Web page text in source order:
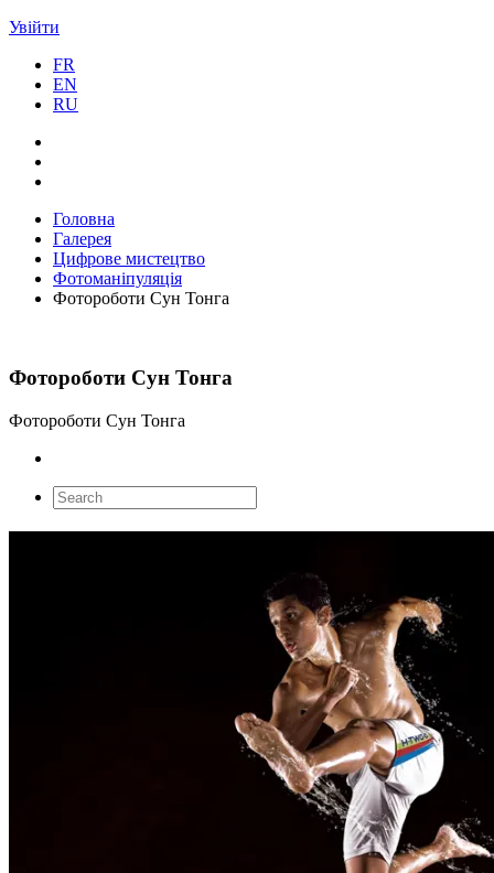
Увійти
FR
EN
RU
Головна
Галерея
Цифрове мистецтво
Фотоманіпуляція
Фотороботи Сун Тонга
Фотороботи Сун Тонга
Фотороботи Сун Тонга